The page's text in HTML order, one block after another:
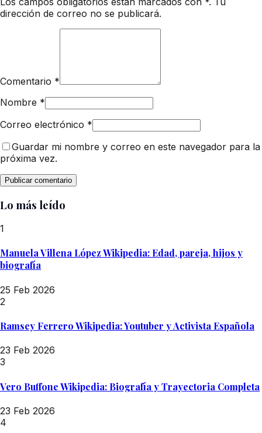
dirección de correo no se publicará.
Comentario *
Nombre *
Correo electrónico *
Guardar mi nombre y correo en este navegador para la
próxima vez.
Lo más leído
1
Manuela Villena López Wikipedia: Edad, pareja, hijos y
biografía
25 Feb 2026
2
Ramsey Ferrero Wikipedia: Youtuber y Activista Española
23 Feb 2026
3
Vero Buffone Wikipedia: Biografía y Trayectoria Completa
23 Feb 2026
4